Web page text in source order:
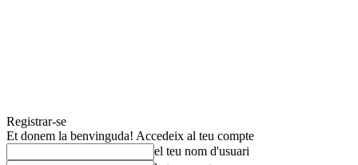
Registrar-se
Et donem la benvinguda! Accedeix al teu compte
el teu nom d'usuari